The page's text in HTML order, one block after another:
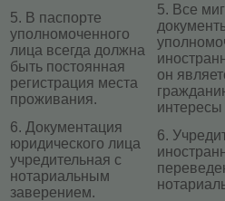
5. В паспорте
уполномоченного
лица всегда должна
быть постоянная
регистрация места
проживания.
5. Все
он
6. Документация
юридического лица
учредительная с
нотариальным
заверением.
6.